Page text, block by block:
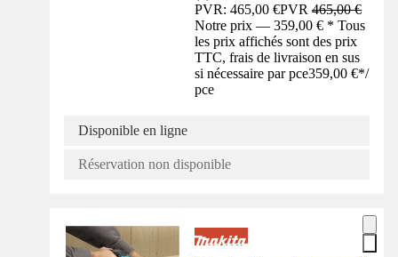
PVR: 465,00 €PVR465,00 €
Notre prix — 359,00 € * Tous
les prix affichés sont des prix
TTC, frais de livraison en sus
si nécessaire par pce359,00 €*/
pce
Disponible en ligne
Réservation non disponible